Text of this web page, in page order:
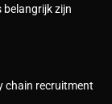
belangrijk zijn
chain recruitment